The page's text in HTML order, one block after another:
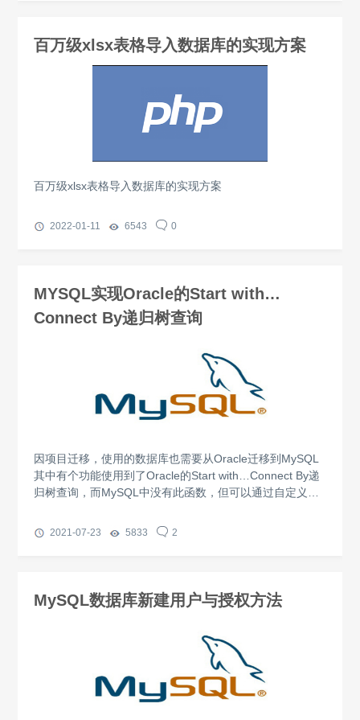
百万级xlsx表格导入数据库的实现方案
百万级xlsx表格导入数据库的实现方案
2022-01-11 6543 0
MYSQL实现Oracle的Start with…
Connect By递归树查询
因项目迁移，使用的数据库也需要从Oracle迁移到MySQL
其中有个功能使用到了Oracle的Start with…Connect By递
归树查询，而MySQL中没有此函数，但可以通过自定义函
2021-07-23 5833 2
MySQL数据库新建用户与授权方法